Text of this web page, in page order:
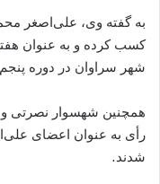
کسب کرده و به عنوان
شهر سراوان در دوره
رأی به عنوان اعضای
شدند.